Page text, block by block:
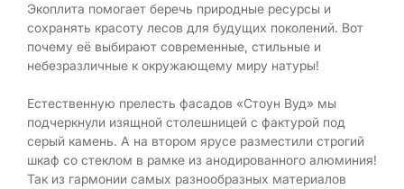
Экоплита помогает беречь природные ресурсы и
сохранять красоту лесов для будущих поколений. Вот
почему её выбирают современные, стильные и
небезразличные к окружающему миру натуры!
Естественную прелесть фасадов «Стоун Вуд» мы
подчеркнули изящной столешницей с фактурой под
серый камень. А на втором ярусе разместили строгий
шкаф со стеклом в рамке из анодированного алюминия!
Так из гармонии самых разнообразных материалов